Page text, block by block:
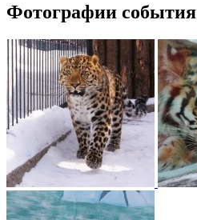
Фотографии события